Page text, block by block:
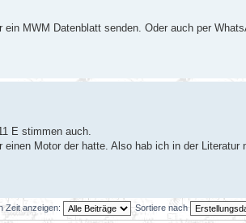
MWM Datenblatt senden. Oder auch per
E stimmen auch.
Motor der hatte. Also hab ich in der Literatur
Zeit anzeigen: Sortiere nach